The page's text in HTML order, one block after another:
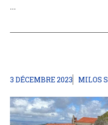
...
3 DÉCEMBRE 2023 MILOS